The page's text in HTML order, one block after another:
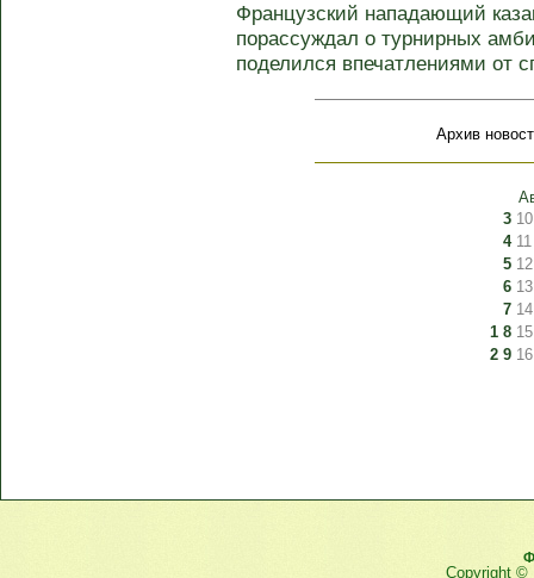
Французский нападающий
порассуждал о турнирных
поделился впечатлениями от
Архив
3 10
4 11
5 12
6 13
7 14
1 8 15
2 9 16
Copyright ©